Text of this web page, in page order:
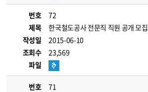
번호
72
제목
한국철도공사 전문직 직원 공개 모
작성일
2015-06-10
조회수
23,569
파일
번호
71